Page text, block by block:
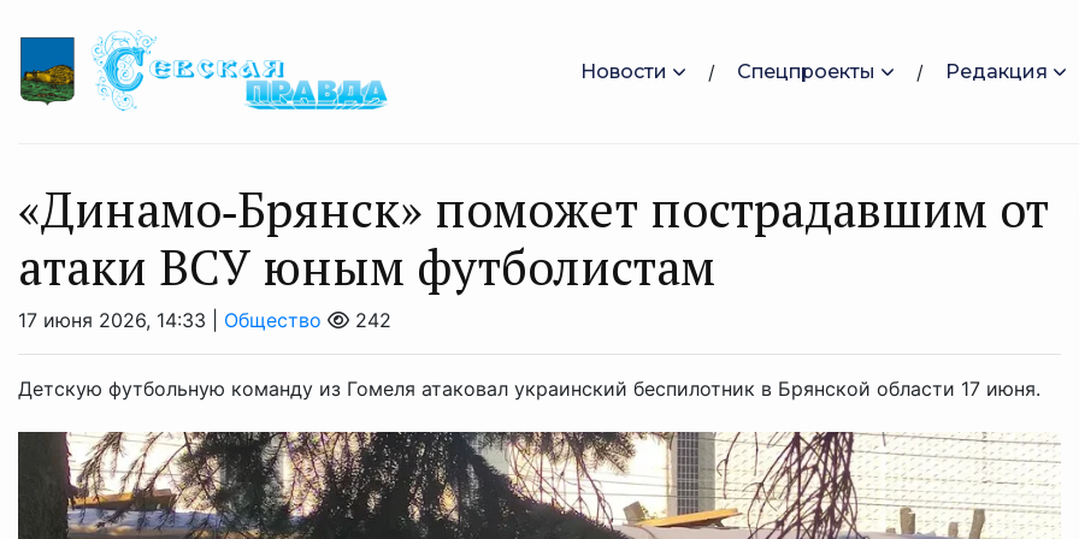
Новости Спецпроекты Редакция
«Динамо‑Брянск» поможет пострадавшим от
атаки ВСУ юным футболистам
17 июня 2026, 14:33 | Общество 242
Детскую футбольную команду из Гомеля атаковал украинский беспилотник в Брянской области 17 июня.